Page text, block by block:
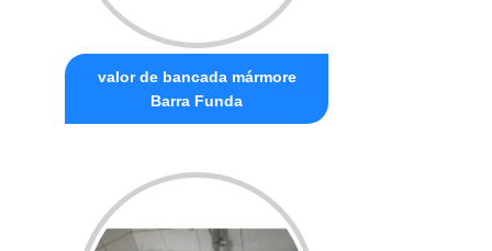
valor de bancada mármore
Barra Funda